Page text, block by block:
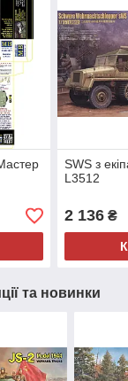
SWS з
L3512
2 136₴
та новинки